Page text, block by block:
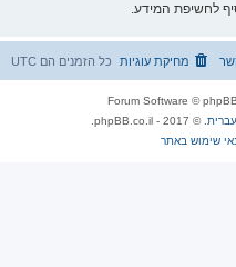
לחשיפת המידע.
כל הזמנים הם UTC מחיקת עוגיות
. © 2017 - phpBB.co.il.
שימוש באתר